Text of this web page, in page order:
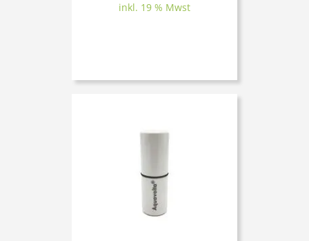
inkl. 19 % Mwst